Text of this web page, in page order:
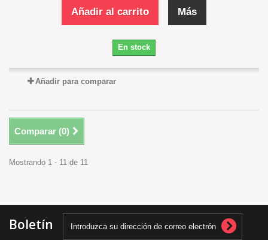
Añadir al carrito Más
En stock
Añadir para comparar
Comparar (0)
Mostrando 1 - 11 de 11
Boletín